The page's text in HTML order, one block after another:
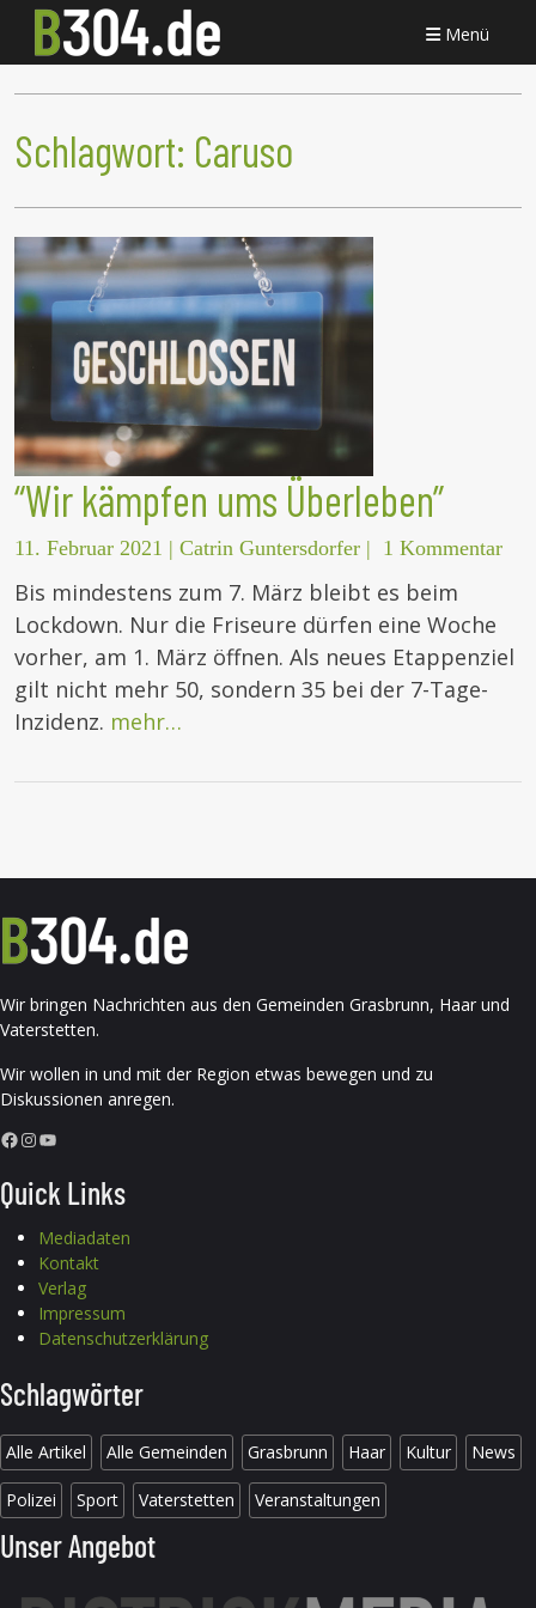
Menü
Schlagwort: Caruso
“Wir kämpfen ums Überleben”
11. Februar 2021 | Catrin Guntersdorfer | 1 Kommentar
Bis mindestens zum 7. März bleibt es beim
Lockdown. Nur die Friseure dürfen eine Woche
vorher, am 1. März öffnen. Als neues Etappenziel
gilt nicht mehr 50, sondern 35 bei der 7-Tage-
Inzidenz. mehr…
Wir bringen Nachrichten aus den Gemeinden Grasbrunn, Haar und
Vaterstetten.
Wir wollen in und mit der Region etwas bewegen und zu
Diskussionen anregen.
Facebook InstagramYouTube
Quick Links
Mediadaten
Kontakt
Verlag
Impressum
Datenschutzerklärung
Schlagwörter
Alle Artikel Alle Gemeinden Grasbrunn Haar Kultur News
Polizei Sport Vaterstetten Veranstaltungen
Unser Angebot